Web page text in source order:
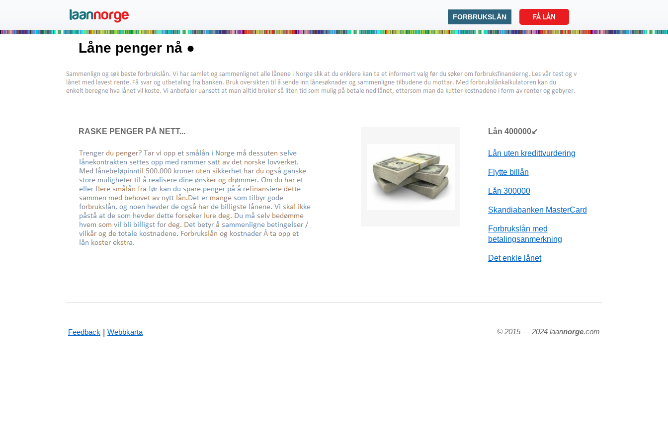
FORBRUKSLÅN FÅ LÅN
Låne penger nå ●
RASKE PENGER PÅ NETT... Lån 400000↙
Lån uten kredittvurdering
Flytte billån
Lån 300000
Skandiabanken MasterCard
Forbrukslån med
betalingsanmerkning
Det enkle lånet
Feedback | Webbkarta © 2015 — 2024 laannorge.com